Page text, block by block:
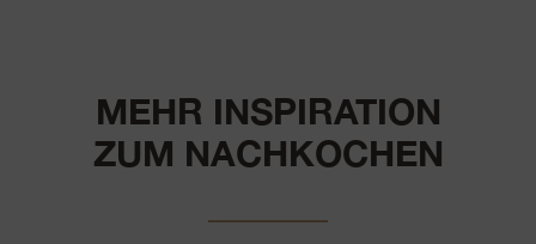
MEHR INSPIRATION
ZUM NACHKOCHEN